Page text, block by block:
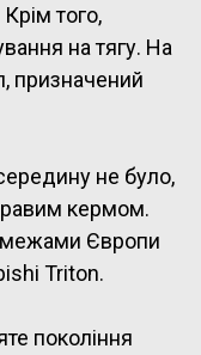
того,
на тягу. На
призначений
не було,
кермом.
межами Європи
Triton.
покоління